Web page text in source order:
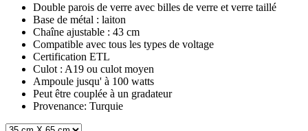
Double parois de verre avec billes de verre et verre taillé
Base de métal : laiton
Chaîne ajustable : 43 cm
Compatible avec tous les types de voltage
Certification ETL
Culot : A19 ou culot moyen
Ampoule jusqu' à 100 watts
Peut être couplée à un gradateur
Provenance: Turquie